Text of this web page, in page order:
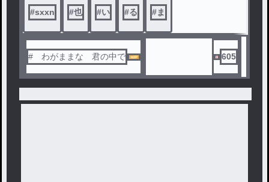
#sxxn #也 #い #る #ま
# わがままな 君の中で 605